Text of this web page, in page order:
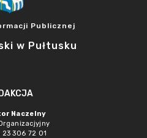
Publicznej
w Pułtusku
Naczelny
306 72 01